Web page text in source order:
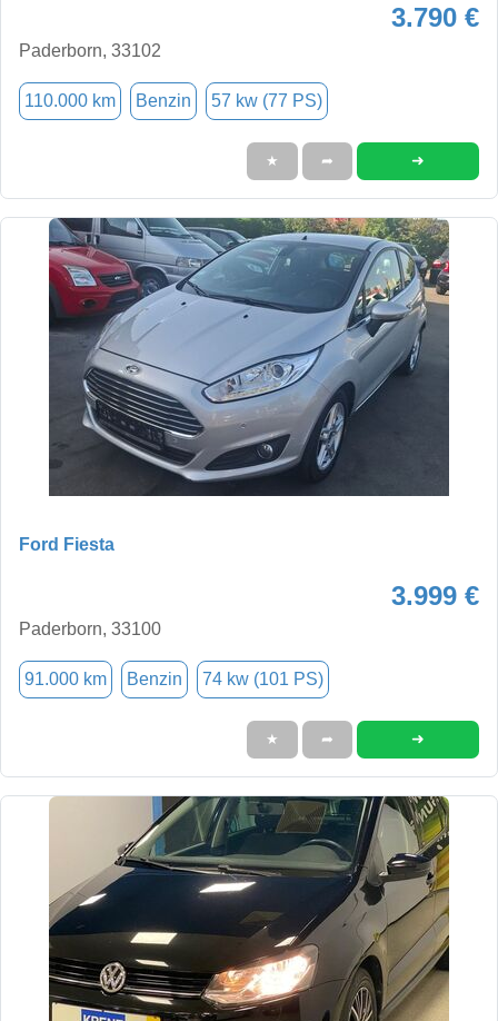
3.790 €
Paderborn, 33102
110.000 km Benzin 57 kw (77 PS)
★ ➦ ➜
Ford Fiesta
3.999 €
Paderborn, 33100
91.000 km Benzin 74 kw (101 PS)
★ ➦ ➜